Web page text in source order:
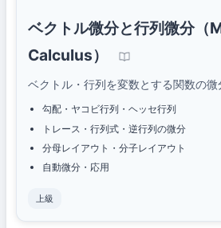
ベクトル微分と行列微分（
Calculus）
ベクトル・行列を変数とする関数の微
勾配・ヤコビ行列・ヘッセ行列
トレース・行列式・逆行列の微分
分母レイアウト・分子レイアウト
自動微分・応用
上級